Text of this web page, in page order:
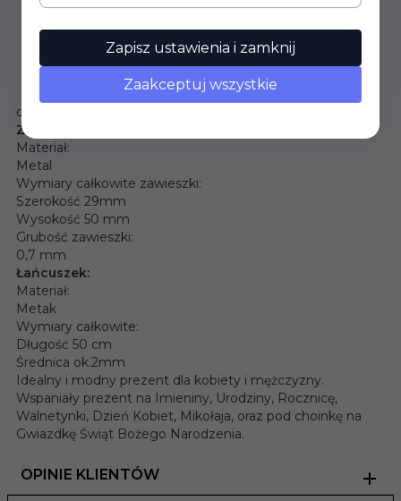
Dzięki indywidualnemu grawerowi produkt nabiera dla
osoby obdarowanej wartości sentymentalnej.
Zawieszka:
Materiał:
Metal
Wymiary całkowite zawieszki:
Szerokość 29mm
Wysokość 50 mm
Grubość zawieszki:
0,7 mm
Łańcuszek:
Materiał:
Metak
Wymiary całkowite:
Długość 50 cm
Średnica ok.2mm
Idealny i modny prezent dla kobiety i mężczyzny.
Wspaniały prezent na Imieniny, Urodziny, Rocznicę,
Walnetynki, Dzień Kobiet, Mikołaja, oraz pod choinkę na
Gwiazdkę Świąt Bożego Narodzenia.
OPINIE KLIENTÓW
Zapisz ustawienia i zamknij
Zaakceptuj wszystkie